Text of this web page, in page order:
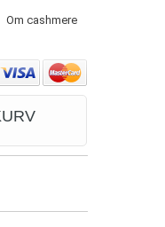
Om cashmere